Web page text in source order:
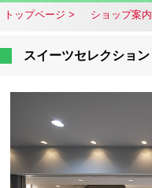
イベント
チラシ・カタログ
ショップ案内
フロア案内
駐車場情報
トップページ ショップ案内
スイーツセレクション